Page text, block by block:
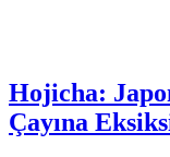
Hojicha:
Çayına